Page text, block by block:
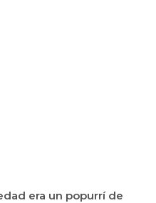
era un popurrí de